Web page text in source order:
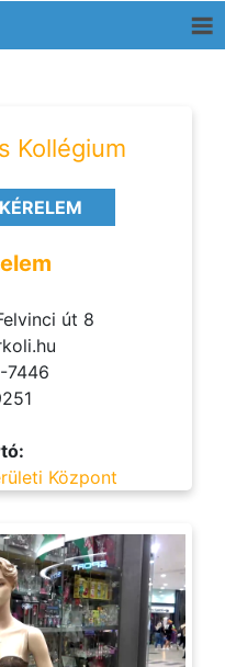
Kollégium
út 8
7446
Központ